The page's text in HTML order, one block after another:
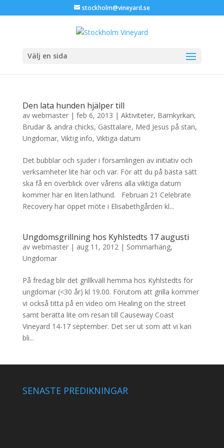
stockholm@vineyard.se
Välj en sida
Den lata hunden hjälper till
av webmaster| feb 6, 2013 | Aktiviteter, Barnkyrkan,
Brudar & andra chicks, Gästtalare, Med Jesus på stan,
Ungdomar, Viktig info, Viktiga datum
Det bubblar och sjuder i församlingen av initiativ och
verksamheter lite här och var. För att du på bästa sätt
ska få en överblick över vårens alla viktiga datum
kommer här en liten lathund. Februari 21 Celebrate
Recovery har öppet möte i Elisabethgården kl...
Ungdomsgrillning hos Kyhlstedts 17 augusti
av webmaster| aug 11, 2012| Sommarhäng,
Ungdomar
På fredag blir det grillkväll hemma hos Kyhlstedts för
ungdomar (<30 år) kl 19.00. Förutom att grilla kommer
vi också titta på en video om Healing on the street
samt berätta lite om resan till Causeway Coast
Vineyard 14-17 september. Det ser ut som att vi kan
bli...
SENASTE PREDIKNINGAR